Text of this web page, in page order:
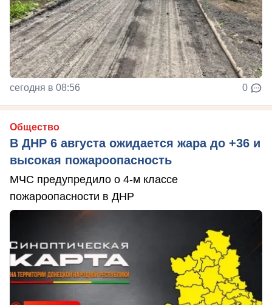
сегодня в 08:56 0
Общество
В ДНР 6 августа ожидается жара до +36 и
высокая пожароопасность
МЧС предупредило о 4-м классе
пожароопасности в ДНР